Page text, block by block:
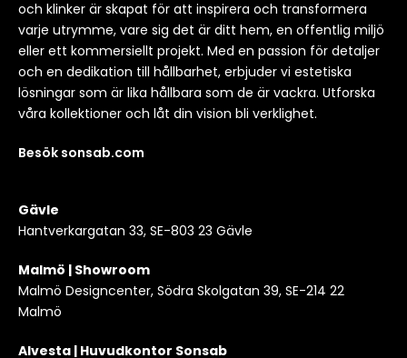
och klinker är skapat för att inspirera och transformera
varje utrymme, vare sig det är ditt hem, en offentlig miljö
eller ett kommersiellt projekt. Med en passion för detaljer
och en dedikation till hållbarhet, erbjuder vi estetiska
lösningar som är lika hållbara som de är vackra. Utforska
våra kollektioner och låt din vision bli verklighet.
Besök sonsab.com
Gävle
Hantverkargatan 33, SE-803 23 Gävle
Malmö | Showroom
Malmö Designcenter, Södra Skolgatan 39, SE-214 22
Malmö
Alvesta | Huvudkontor Sonsab